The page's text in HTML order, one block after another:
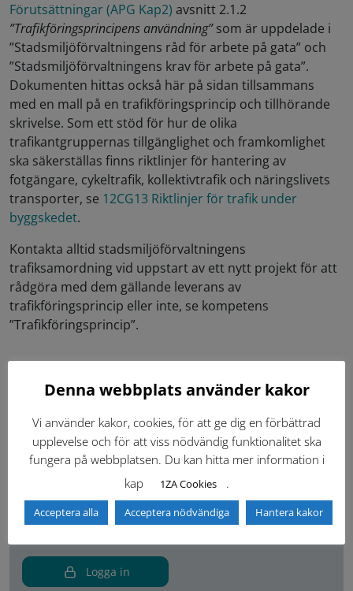
Förutsättningar (APG Kap2) avsnitt 2.1.2
”Trafikföringsprincipens användning”som är uppdelade i
”Stadsmiljöförvaltningens råd för arbete på gata” och
”Stadsmiljöförvaltningens krav för arbete på gata”.
Dokumenten hittas också här på sidan tillsammans
med en mall på en trafikföringsprincip och tillhörande
skrivelse. Som ett stöd för hur de olika
trafikantgruppernas tillgänglighet och framkomlighet
ska säkerställas finns riktlinjer för hantering av
fotgängare, cykeltrafik, kollektivtrafik och näringslivets
transporter, se 12CG13 Riktlinjer för trafik under
byggskedet.
Kontakta alltid stadsmiljöförvaltningens
trafiksamordning vid uppstart av ett nytt projekt för att
rådgöra med dem gällande leverans av
trafikföringsprincip eller inte, se kompetens
”Trafikföringsprincip”.
Dokument (10)
Kontakter
Inloggning krävs
Logga in
Denna webbplats använder kakor
Vi använder kakor, cookies, för att ge dig en förbättrad
upplevelse och för att viss nödvändig funktionalitet ska
fungera på webbplatsen. Du kan hitta mer information i
kap
1ZA Cookies .
Acceptera alla Acceptera nödvändiga Hantera kakor